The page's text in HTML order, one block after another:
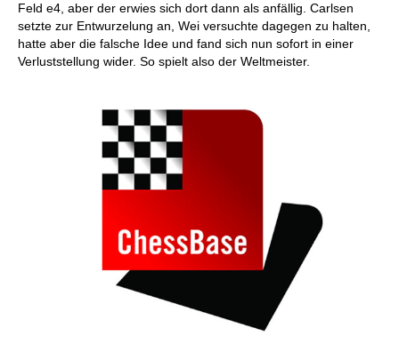
Feld e4, aber der erwies sich dort dann als anfällig. Carlsen
setzte zur Entwurzelung an, Wei versuchte dagegen zu halten,
hatte aber die falsche Idee und fand sich nun sofort in einer
Verluststellung wider. So spielt also der Weltmeister.